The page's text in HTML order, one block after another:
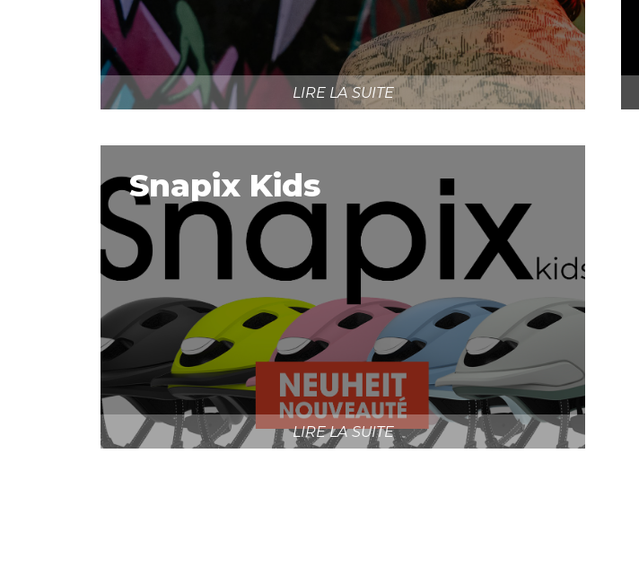
LIRE LA SUITE
Snapix Kids
LIRE LA SUITE